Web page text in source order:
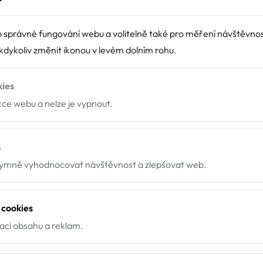
seniory Hvízdal,
Budějovice, U Hvízdala 1327/6, 37011
správné fungování webu a volitelně také pro měření
změnit ikonou v levém dolním rohu.
webu a nelze je vypnout.
vyhodnocovat návštěvnost a zlepšovat web.
obsahu a reklam.